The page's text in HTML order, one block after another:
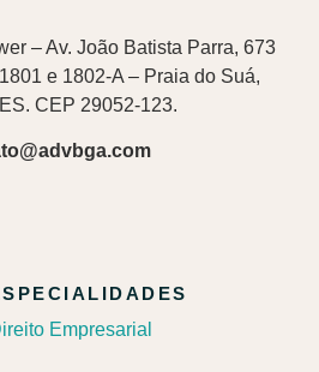
Empresarial
– Av. João Batista Parra, 673
e 1802-A – Praia do Suá,
CEP 29052-123.